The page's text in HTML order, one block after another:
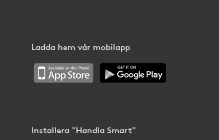
Ladda hem vår mobilapp
Installera "Handla Smart"